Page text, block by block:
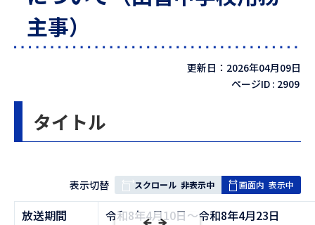
主事）
更新日：2026年04月09日
ページID : 2909
タイトル
表
組
表示切替 スクロール 非表示中 画面内 表示中
放送期間
令和8年4月10日〜令和8年4月23日